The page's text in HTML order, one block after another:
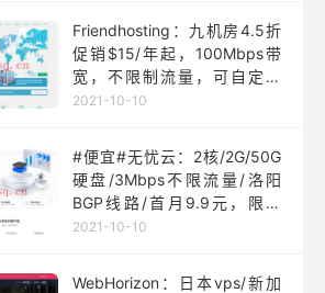
Friendhosting：九机房4.5折
促销$15/年起，100Mbps带
宽，不限制流量，可自定义
ISO
2021-10-10
#便宜#无忧云：2核/2G/50G
硬盘/3Mbps不限流量/洛阳
BGP线路/首月9.9元，限量
200台
2021-10-10
WebHorizon：日本vps/新加